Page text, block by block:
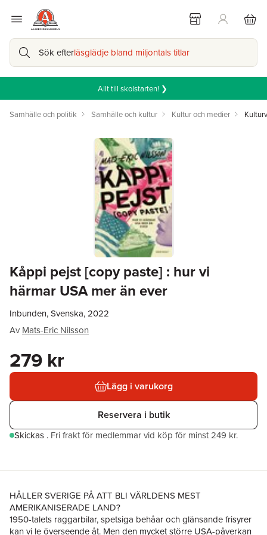
Sök efterläsglädje bland miljontals titlar
Allt till skolstarten! ❯
Samhälle och politik Samhälle och kultur Kultur och medier
Kåppi pejst [copy paste] : hur vi
härmar USA mer än ever
Inbunden, Svenska, 2022
Av Mats-Eric Nilsson
279 kr
Lägg i varukorg
Reservera i butik
Skickas . Fri frakt för medlemmar vid köp för minst 249 kr.
HÅLLER SVERIGE PÅ ATT BLI VÄRLDENS MEST
AMERIKANISERADE LAND?
1950-talets raggarbilar, spetsiga behåar och glänsande frisyrer
kan vi le överseende åt. Men den mycket större USA-påverkan